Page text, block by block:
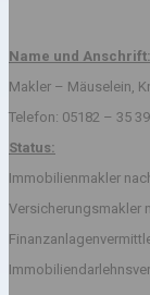
Name und Anschrift:
Makler – Mäuselein,
Telefon: 05182 – 35
Status:
Immobilienmakler
Versicherungsmakler